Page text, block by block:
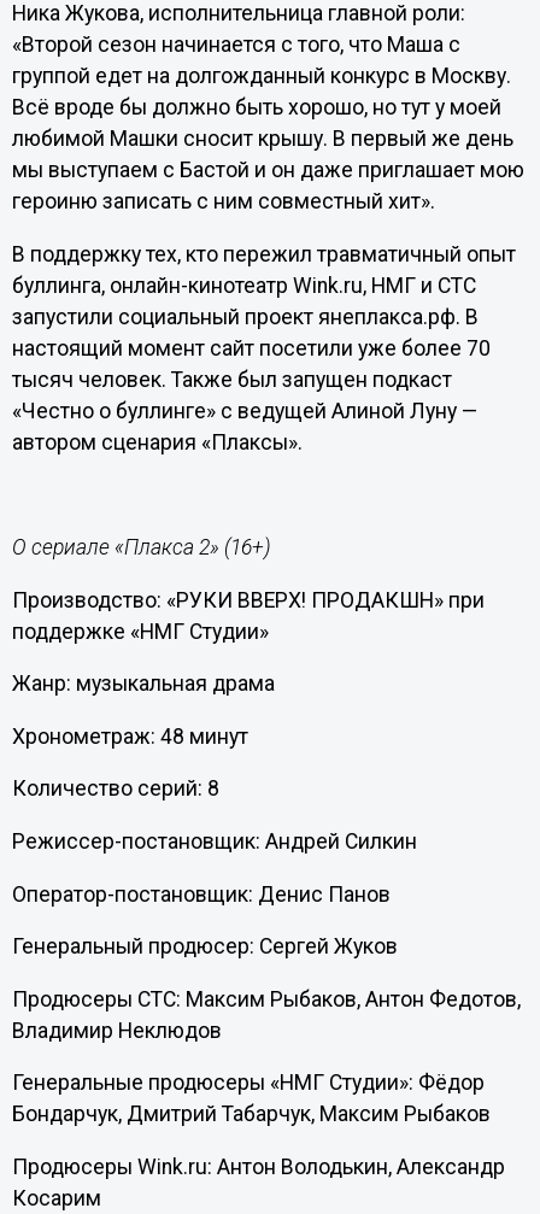
Ника Жукова, исполнительница главной роли:
«Второй сезон начинается с того, что Маша с
группой едет на долгожданный конкурс в Москву.
Всё вроде бы должно быть хорошо, но тут у моей
любимой Машки сносит крышу. В первый же день
мы выступаем с Бастой и он даже приглашает мою
героиню записать с ним совместный хит».
В поддержку тех, кто пережил травматичный опыт
буллинга, онлайн-кинотеатр Wink.ru, НМГ и СТС
запустили социальный проект янеплакса.рф. В
настоящий момент сайт посетили уже более 70
тысяч человек. Также был запущен подкаст
«Честно о буллинге» с ведущей Алиной Луну —
автором сценария «Плаксы».
О сериале «Плакса 2» (16+)
Производство: «РУКИ ВВЕРХ! ПРОДАКШН» при
поддержке «НМГ Студии»
Жанр: музыкальная драма
Хронометраж: 48 минут
Количество серий: 8
Режиссер-постановщик: Андрей Силкин
Оператор-постановщик: Денис Панов
Генеральный продюсер: Сергей Жуков
Продюсеры СТС: Максим Рыбаков, Антон Федотов,
Владимир Неклюдов
Генеральные продюсеры «НМГ Студии»: Фёдор
Бондарчук, Дмитрий Табарчук, Максим Рыбаков
Продюсеры Wink.ru: Антон Володькин, Александр
Косарим